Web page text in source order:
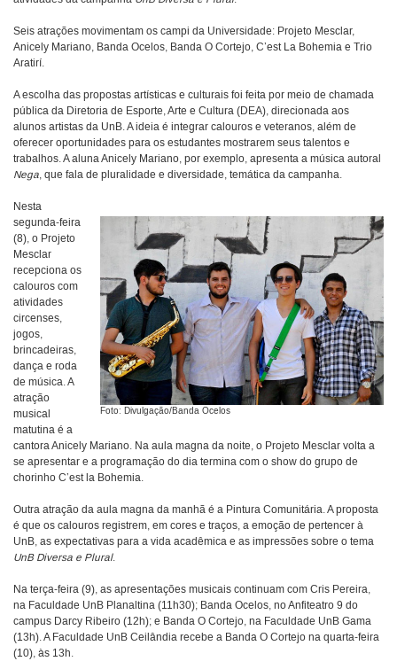
Seis atrações movimentam os campi da Universidade: Projeto Mesclar,
Anicely Mariano, Banda Ocelos, Banda O Cortejo, C’est La Bohemia e Trio
Aratirí.
A escolha das propostas artísticas e culturais foi feita por meio de chamada
pública da Diretoria de Esporte, Arte e Cultura (DEA), direcionada aos
alunos artistas da UnB. A ideia é integrar calouros e veteranos, além de
oferecer oportunidades para os estudantes mostrarem seus talentos e
trabalhos. A aluna Anicely Mariano, por exemplo, apresenta a música autoral
Nega, que fala de pluralidade e diversidade, temática da campanha.
Foto: Divulgação/Banda Ocelos
Nesta
segunda-feira
(8), o Projeto
Mesclar
recepciona os
calouros com
atividades
circenses,
jogos,
brincadeiras,
dança e roda
de música. A
atração
musical
matutina é a
cantora Anicely Mariano. Na aula magna da noite, o Projeto Mesclar volta a
se apresentar e a programação do dia termina com o show do grupo de
chorinho C’est la Bohemia.
Outra atração da aula magna da manhã é a Pintura Comunitária. A proposta
é que os calouros registrem, em cores e traços, a emoção de pertencer à
UnB, as expectativas para a vida acadêmica e as impressões sobre o tema
UnB Diversa e Plural.
Na terça-feira (9), as apresentações musicais continuam com Cris Pereira,
na Faculdade UnB Planaltina (11h30); Banda Ocelos, no Anfiteatro 9 do
campus Darcy Ribeiro (12h); e Banda O Cortejo, na Faculdade UnB Gama
(13h). A Faculdade UnB Ceilândia recebe a Banda O Cortejo na quarta-feira
(10), às 13h.